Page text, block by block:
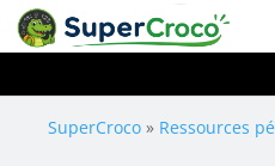
SuperCroco » Ressources